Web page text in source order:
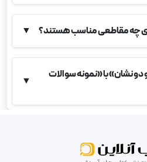
چه مقاطعی مناسب هستند؟ ▼
نشان» با «نمونه سوالات
▼